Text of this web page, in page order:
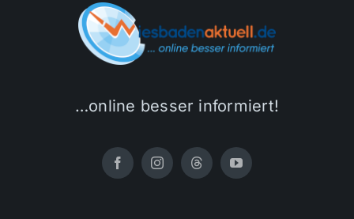
…online besser informiert!